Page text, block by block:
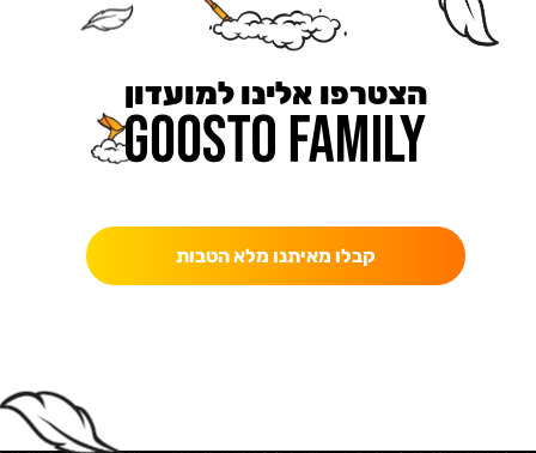
הצטרפו אלינו למועדון
קבלו מאיתנו מלא הטבות